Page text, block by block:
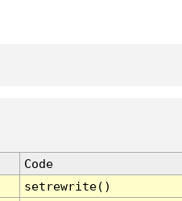
Code
setrewrite()